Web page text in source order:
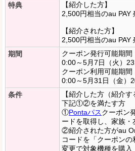
特典
【紹介した方】
2,500円相当のau PAY
【紹介された方】
2,500円相当のau PAY
期間
クーポン発行可能期
0:00～5月7日（火）
クーポン利用可能期
0:00～5月31日（金）
条件
【紹介した方（紹介す
下記①②を満たす方
①Pontaパスクーポン
ードを取得し、家族・
②紹介された方がau
コードを「クーポン
変更で対象機種を購入